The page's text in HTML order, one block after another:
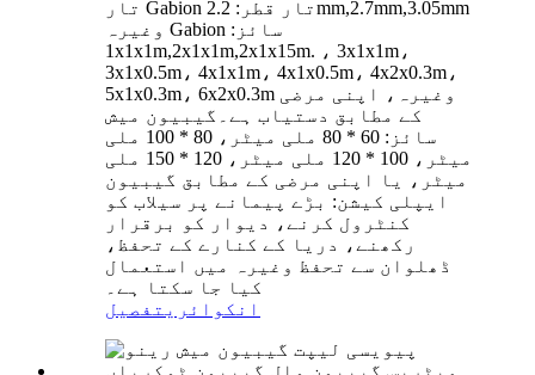
تار Gabion تار قطر: 2.2mm,2.7mm,3.05mm
وغیرہ Gabion سائز:
1x1x1m,2x1x1m,2x1x15m. ، 3x1x1m،
3x1x0.5m، 4x1x1m، 4x1x0.5m، 4x2x0.3m،
5x1x0.3m، 6x2x0.3m وغیرہ، اپنی مرضی
کے مطابق دستیاب ہے۔گیبیون میش
سائز: 60 * 80 ملی میٹر، 80 * 100 ملی
میٹر، 100 * 120 ملی میٹر، 120 * 150 ملی
میٹر، یا اپنی مرضی کے مطابق گیبیون
ایپلی کیشن: بڑے پیمانے پر سیلاب کو
کنٹرول کرنے، دیوار کو برقرار
رکھنے، دریا کے کنارے کے تحفظ،
ڈھلوان سے تحفظ وغیرہ میں استعمال
کیا جا سکتا ہے۔
انکوائری تفصیل